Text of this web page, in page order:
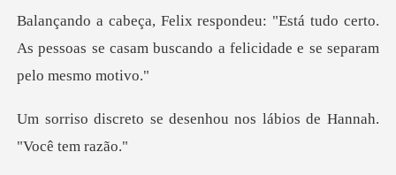
tudo certo.
As pessoas se casam buscando a
desenhou nos lábios de